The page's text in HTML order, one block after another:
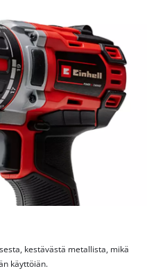
suostumuksesi palvelun
Maps lataamiseen!
not permitted to load due
are not disclosed to the
owner needs to setup
CMP to add this content
of technologies used.
Usercentrics Consent
kestävästä metallista, mikä
käyttöiän.